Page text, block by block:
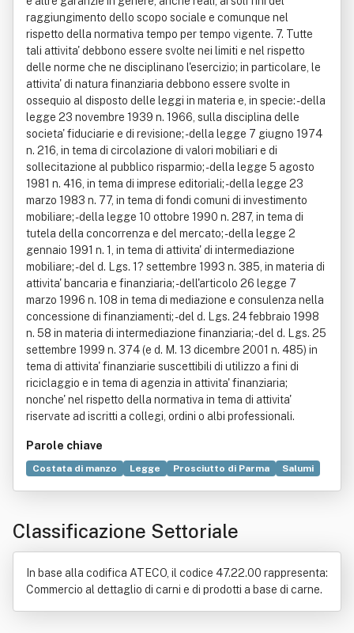
raggiungimento dello scopo sociale e comunque nel
rispetto della normativa tempo per tempo vigente. 7. Tutte
tali attivita' debbono essere svolte nei limiti e nel rispetto
delle norme che ne disciplinano l'esercizio; in particolare, le
attivita' di natura finanziaria debbono essere svolte in
ossequio al disposto delle leggi in materia e, in specie: - della
legge 23 novembre 1939 n. 1966, sulla disciplina delle
societa' fiduciarie e di revisione; - della legge 7 giugno 1974
n. 216, in tema di circolazione di valori mobiliari e di
sollecitazione al pubblico risparmio; - della legge 5 agosto
1981 n. 416, in tema di imprese editoriali; - della legge 23
marzo 1983 n. 77, in tema di fondi comuni di investimento
mobiliare; - della legge 10 ottobre 1990 n. 287, in tema di
tutela della concorrenza e del mercato; - della legge 2
gennaio 1991 n. 1, in tema di attivita' di intermediazione
mobiliare; - del d. Lgs. 1? settembre 1993 n. 385, in materia di
attivita' bancaria e finanziaria; - dell'articolo 26 legge 7
marzo 1996 n. 108 in tema di mediazione e consulenza nella
concessione di finanziamenti; - del d. Lgs. 24 febbraio 1998
n. 58 in materia di intermediazione finanziaria; - del d. Lgs. 25
settembre 1999 n. 374 (e d. M. 13 dicembre 2001 n. 485) in
tema di attivita' finanziarie suscettibili di utilizzo a fini di
riciclaggio e in tema di agenzia in attivita' finanziaria;
nonche' nel rispetto della normativa in tema di attivita'
riservate ad iscritti a collegi, ordini o albi professionali.
Parole chiave
Costata di manzo Legge Prosciutto di Parma
Salumi
Pancetta
Additivo alimentare Carne
Società fiduciaria
Vendita al dettaglio
Classificazione Settoriale
In base alla codifica ATECO, il codice 47.22.00 rappresenta:
Commercio al dettaglio di carni e di prodotti a base di carne.